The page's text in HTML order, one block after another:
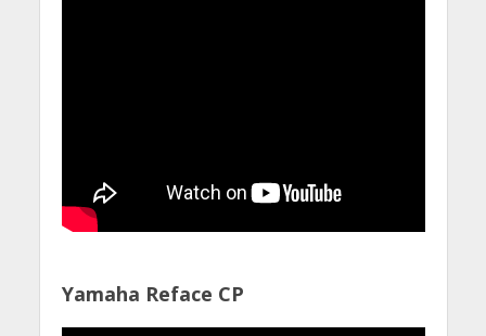
Yamaha Reface CP